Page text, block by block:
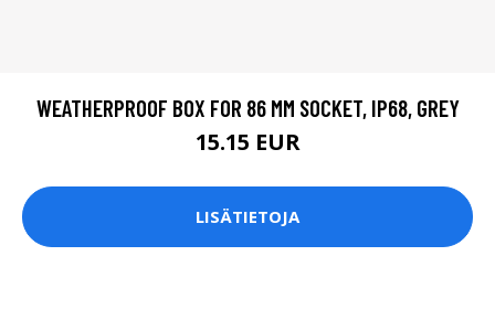
WEATHERPROOF BOX FOR 86 MM SOCKET, IP68, GREY
15.15 EUR
LISÄTIETOJA